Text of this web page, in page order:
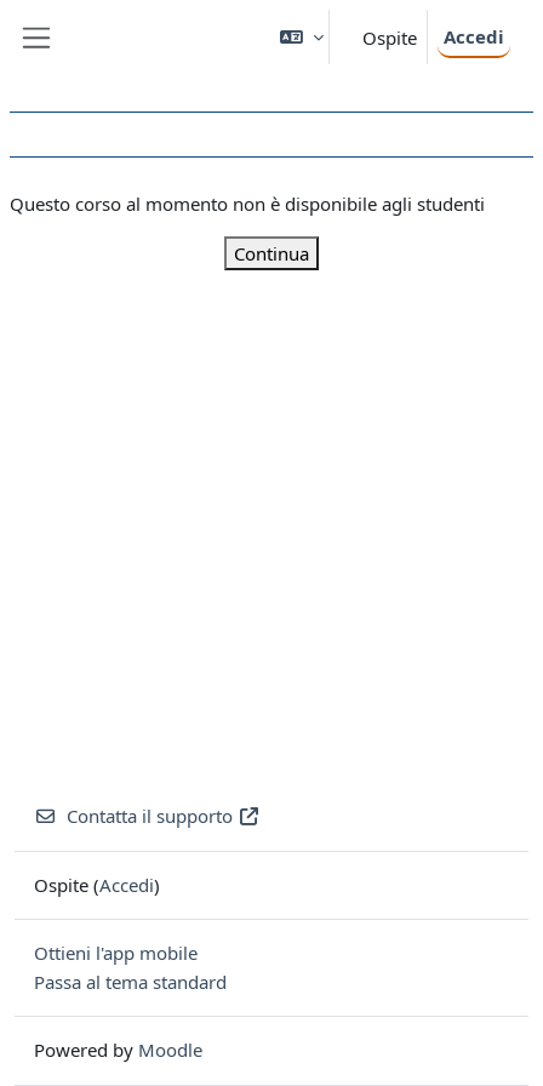
Ospite Accedi
Questo corso al momento non è disponibile agli studenti
Continua
Contatta il supporto
Ospite (Accedi)
Ottieni l'app mobile
Passa al tema standard
Powered by Moodle